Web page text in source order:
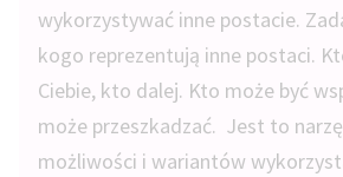
wykorzystywać inne postacie.
kogo reprezentują inne postaci.
Ciebie, kto dalej. Kto może być
może przeszkadzać. Jest to
możliwości i wariantów